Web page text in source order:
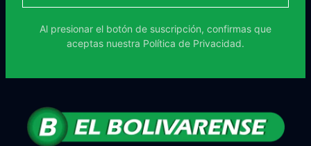
Al presionar el botón de suscripción, confirmas que
aceptas nuestra Política de Privacidad.